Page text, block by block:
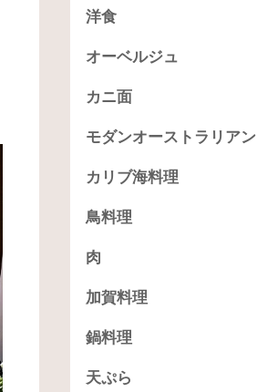
洋食
オーベルジュ
カニ面
モダンオーストラリアン
カリブ海料理
鳥料理
肉
加賀料理
鍋料理
天ぷら